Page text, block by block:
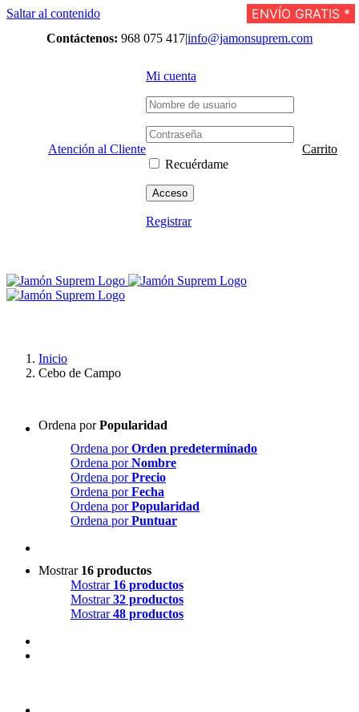
Saltar al contenido
Contáctenos: 968 075 417|info@jamonsuprem.com
Atención al Cliente
Mi cuenta
Recuérdame
Registrar
Carrito
Inicio
Cebo de Campo
Ordena porPopularidad
Ordena porOrden predeterminado
Ordena porNombre
Ordena porPrecio
Ordena porFecha
Ordena porPopularidad
Ordena porPuntuar
Mostrar 16 productos
Mostrar 16 productos
Mostrar32 productos
Mostrar48 productos
ENVÍO GRATIS *
ENVÍO GRATIS *
ENVÍO GRATIS *
ENVÍO GRATIS *
ENVÍO GRATIS *
ENVÍO GRATIS *
ENVÍO GRATIS *
ENVÍO GRATIS *
ENVÍO GRATIS *
ENVÍO GRATIS *
ENVÍO GRATIS *
ENVÍO GRATIS *